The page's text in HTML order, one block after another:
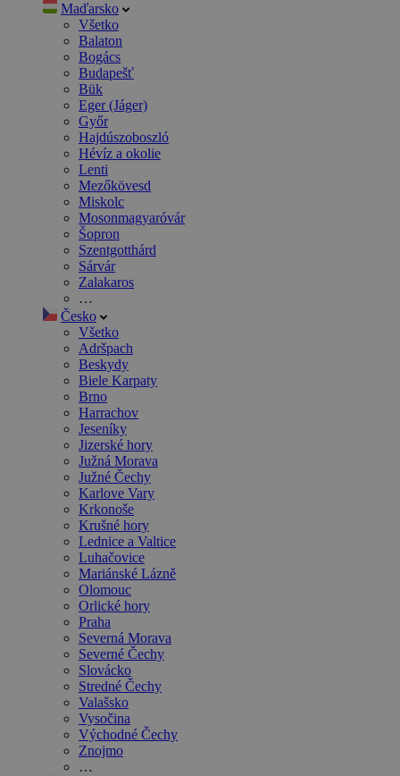
Maďarsko
Všetko
Balaton
Bogács
Budapešť
Bük
Eger (Jáger)
Győr
Hajdúszoboszló
Hévíz a okolie
Lenti
Mezőkövesd
Miskolc
Mosonmagyaróvár
Šopron
Szentgotthárd
Sárvár
Zalakaros
…
Česko
Všetko
Adršpach
Beskydy
Biele Karpaty
Brno
Harrachov
Jeseníky
Jizerské hory
Južná Morava
Južné Čechy
Karlove Vary
Krkonoše
Krušné hory
Lednice a Valtice
Luhačovice
Mariánské Lázně
Olomouc
Orlické hory
Praha
Severná Morava
Severné Čechy
Slovácko
Stredné Čechy
Valašsko
Vysočina
Východné Čechy
Znojmo
…